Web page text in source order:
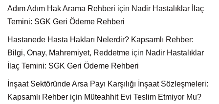
Adım Adım Hak Arama Rehberi için Nadir Hastalıklar İlaç
Temini: SGK Geri Ödeme Rehberi
Hastanede Hasta Hakları Nelerdir? Kapsamlı Rehber:
Bilgi, Onay, Mahremiyet, Reddetme için Nadir Hastalıklar
İlaç Temini: SGK Geri Ödeme Rehberi
İnşaat Sektöründe Arsa Payı Karşılığı İnşaat Sözleşmeleri:
Kapsamlı Rehber için Müteahhit Evi Teslim Etmiyor Mu?